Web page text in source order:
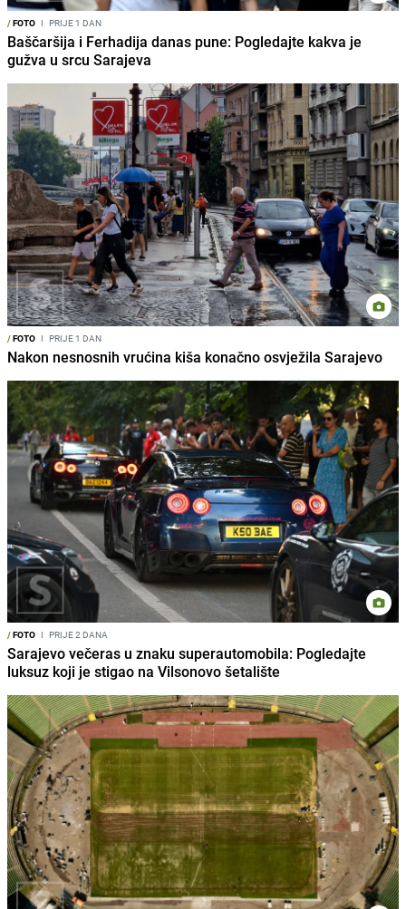
/FOTO I PRIJE 1 DAN
Baščaršija i Ferhadija danas pune: Pogledajte kakva je
gužva u srcu Sarajeva
/FOTO I PRIJE 1 DAN
Nakon nesnosnih vrućina kiša konačno osvježila Sarajevo
/FOTO I PRIJE 2 DANA
Sarajevo večeras u znaku superautomobila: Pogledajte
luksuz koji je stigao na Vilsonovo šetalište